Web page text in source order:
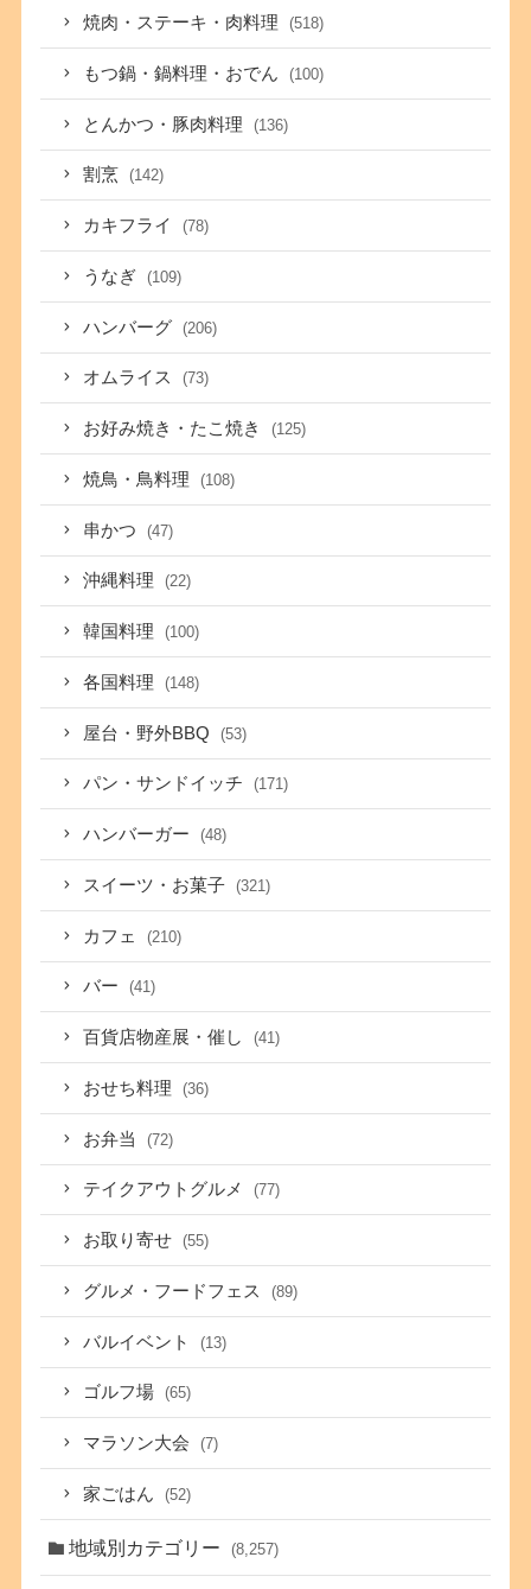
焼肉・ステーキ・肉料理 (518)
もつ鍋・鍋料理・おでん (100)
とんかつ・豚肉料理 (136)
割烹 (142)
カキフライ (78)
うなぎ (109)
ハンバーグ (206)
オムライス (73)
お好み焼き・たこ焼き (125)
焼鳥・鳥料理 (108)
串かつ (47)
沖縄料理 (22)
韓国料理 (100)
各国料理 (148)
屋台・野外BBQ (53)
パン・サンドイッチ (171)
ハンバーガー (48)
スイーツ・お菓子 (321)
カフェ (210)
バー (41)
百貨店物産展・催し (41)
おせち料理 (36)
お弁当 (72)
テイクアウトグルメ (77)
お取り寄せ (55)
グルメ・フードフェス (89)
バルイベント (13)
ゴルフ場 (65)
マラソン大会 (7)
家ごはん (52)
地域別カテゴリー (8,257)